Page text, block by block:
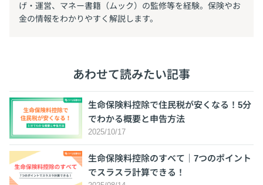
げ・運営、マネー書籍（ムック）の監修等を経験。保険やお
金の情報をわかりやすく解説します。
あわせて読みたい記事
生命保険料控除で住民税が安くなる！5分
でわかる概要と申告方法
2025/10/17
生命保険料控除のすべて｜7つのポイント
でスラスラ計算できる！